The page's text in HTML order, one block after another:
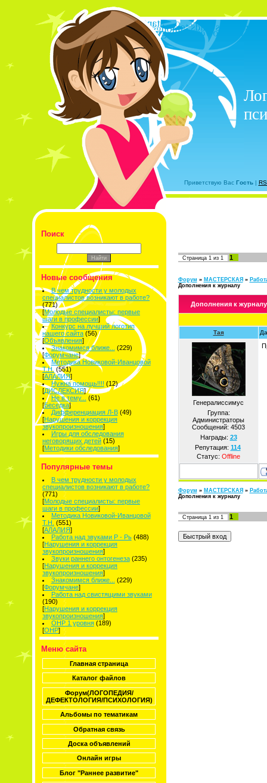
Приветствую Вас Гость|
Поиск
Новые сообщения
В чем трудности у молодых
специалистов возникают в работе?
(771)
[Молодые специалисты: первые
шаги в профессии]
Конкурс на лучший логотип
нашего сайта (56)
[Объявления]
Знакомимся ближе...
(229)
[Форумчане]
Методика Новиковой-Иванцовой
Т.Н. (551)
[АЛАЛИЯ]
Нужна помощь!!!! (12)
[ДИСЛЕКСИЯ]
Не в тему...
(61)
[Беседка]
Дифференциация Л-В (49)
[Нарушения и коррекция
звукопроизношения]
Игры для обследования
неговорящих детей (15)
[Методики обследования]
Популярные темы
В чем трудности у молодых
специалистов возникают в работе?
(771)
[Молодые специалисты: первые
шаги в профессии]
Методика Новиковой-Иванцовой
Т.Н. (551)
[АЛАЛИЯ]
Работа над звуками Р - Рь (488)
[Нарушения и коррекция
звукопроизношения]
Звуки раннего онтогенеза (235)
[Нарушения и коррекция
звукопроизношения]
Знакомимся ближе...
(229)
[Форумчане]
Работа над свистящими звуками
(190)
[Нарушения и коррекция
звукопроизношения]
ОНР 1 уровня (189)
[ОНР]
Меню сайта
Главная страница
Каталог файлов
Форум(ЛОГОПЕДИЯ/
ДЕФЕКТОЛОГИЯ/ПСИХОЛОГИЯ)
Альбомы по тематикам
Обратная связь
Доска объявлений
Онлайн игры
Блог "Раннее развитие"
Страница 1из 1 1
Форум » МАСТЕРСКАЯ »
Дополнения к журналу
Дополнения к журналу
Тая
Генералиссимус
Группа:
Администраторы
Сообщений: 4503
Награды: 23
Репутация: 114
Статус: Offline
Форум » МАСТЕРСКАЯ »
Дополнения к журналу
Страница 1из 1 1